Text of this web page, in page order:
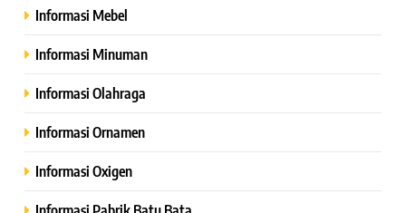
Informasi Mebel
Informasi Minuman
Informasi Olahraga
Informasi Ornamen
Informasi Oxigen